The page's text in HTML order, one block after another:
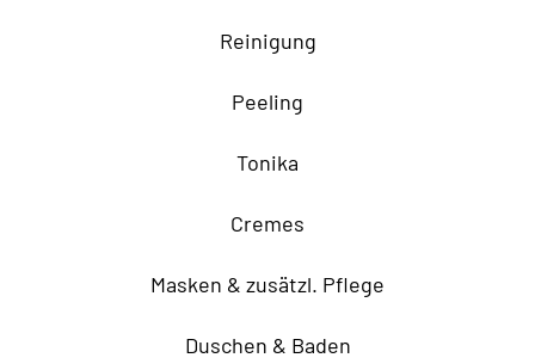
Reinigung
Peeling
Tonika
Cremes
Masken & zusätzl. Pflege
Duschen & Baden